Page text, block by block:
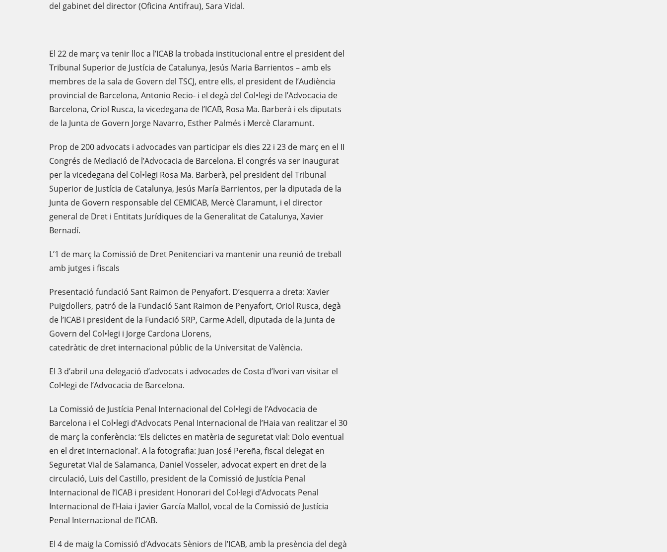
del gabinet del director (Oficina Antifrau), Sara Vidal.
El 22 de març va tenir lloc a l’ICAB la trobada institucional entre el president del
Tribunal Superior de Justícia de Catalunya, Jesús Maria Barrientos – amb els
membres de la sala de Govern del TSCJ, entre ells, el president de l’Audiència
provincial de Barcelona, Antonio Recio- i el degà del Col•legi de l’Advocacia de
Barcelona, Oriol Rusca, la vicedegana de l’ICAB, Rosa Ma. Barberà i els diputats
de la Junta de Govern Jorge Navarro, Esther Palmés i Mercè Claramunt.
Prop de 200 advocats i advocades van participar els dies 22 i 23 de març en el II
Congrés de Mediació de l’Advocacia de Barcelona. El congrés va ser inaugurat
per la vicedegana del Col•legi Rosa Ma. Barberà, pel president del Tribunal
Superior de Justícia de Catalunya, Jesús María Barrientos, per la diputada de la
Junta de Govern responsable del CEMICAB, Mercè Claramunt, i el director
general de Dret i Entitats Jurídiques de la Generalitat de Catalunya, Xavier
Bernadí.
L’1 de març la Comissió de Dret Penitenciari va mantenir una reunió de treball
amb jutges i fiscals
Presentació fundació Sant Raimon de Penyafort. D’esquerra a dreta: Xavier
Puigdollers, patró de la Fundació Sant Raimon de Penyafort, Oriol Rusca, degà
de l’ICAB i president de la Fundació SRP, Carme Adell, diputada de la Junta de
Govern del Col•legi i Jorge Cardona Llorens,
catedràtic de dret internacional públic de la Universitat de València.
El 3 d’abril una delegació d’advocats i advocades de Costa d’Ivori van visitar el
Col•legi de l’Advocacia de Barcelona.
La Comissió de Justícia Penal Internacional del Col•legi de l’Advocacia de
Barcelona i el Col•legi d’Advocats Penal Internacional de l’Haia van realitzar el 30
de març la conferència: ‘Els delictes en matèria de seguretat vial: Dolo eventual
en el dret internacional’. A la fotografia: Juan José Pereña, fiscal delegat en
Seguretat Vial de Salamanca, Daniel Vosseler, advocat expert en dret de la
circulació, Luis del Castillo, president de la Comissió de Justícia Penal
Internacional de l’ICAB i president Honorari del Col·legi d’Advocats Penal
Internacional de l’Haia i Javier García Mallol, vocal de la Comissió de Justícia
Penal Internacional de l’ICAB.
El 4 de maig la Comissió d’Advocats Sèniors de l’ICAB, amb la presència del degà